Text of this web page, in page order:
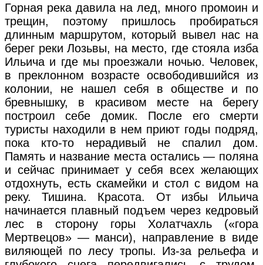
Горная река давила на лед, много промоин и
трещин, поэтому пришлось пробираться
длинным маршрутом, который вывел нас на
берег реки Лозьвы, на место, где стояла изба
Ильича и где мы проезжали ночью. Человек,
в преклонном возрасте освободившийся из
колонии, не нашел себя в обществе и по
бревнышку, в красивом месте на берегу
построил себе домик. После его смерти
туристы находили в нем приют годы подряд,
пока кто-то нерадивый не спалил дом.
Память и название места остались — поляна
и сейчас принимает у себя всех желающих
отдохнуть, есть скамейки и стол с видом на
реку. Тишина. Красота. От избы Ильича
начинается плавный подъем через кедровый
лес в сторону горы Холатчахль («гора
Мертвецов» — манси), направление в виде
виляющей по лесу тропы. Из-за рельефа и